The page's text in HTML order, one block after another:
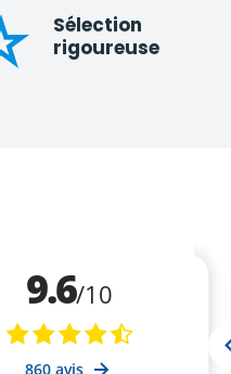
Sélection
rigoureuse